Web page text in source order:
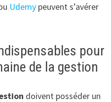
Udemypeuvent s’avérer
pour
de la gestion
doivent posséder un